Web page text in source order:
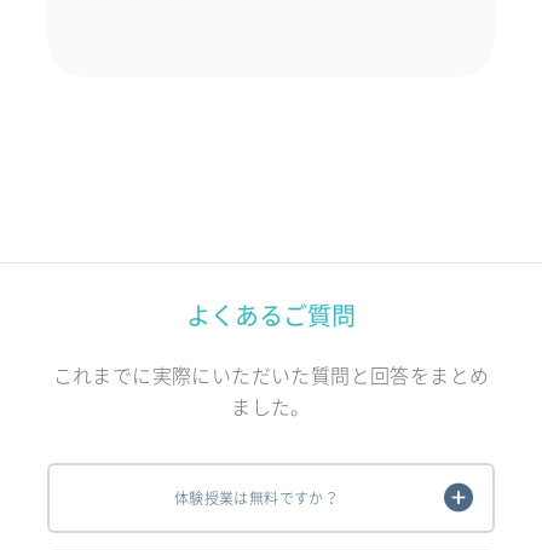
よくあるご質問
これまでに実際にいただいた質問と回答をまとめ
ました。
体験授業は無料ですか？